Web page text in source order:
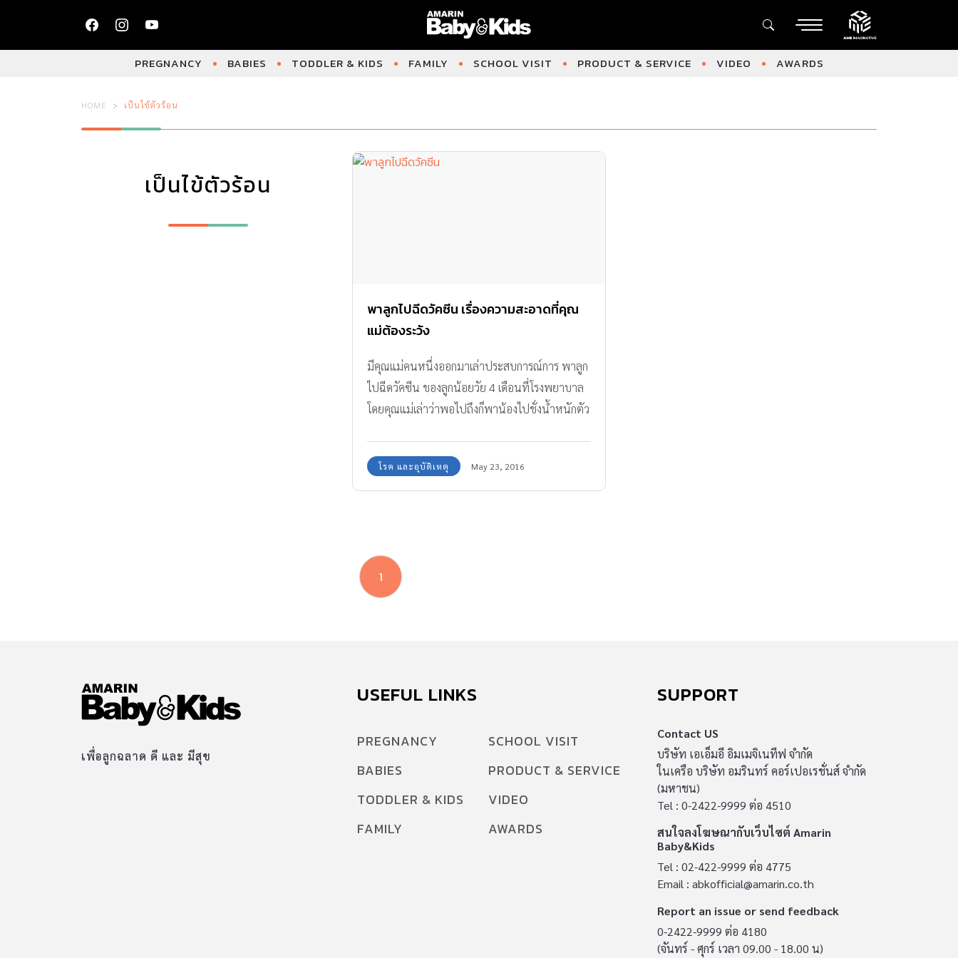
PREGNANCY BABIES TODDLER & KIDS FAMILY SCHOOL VISIT PRODUCT & SERVICE VIDEO AWARDS
HOME เป็นไข้ตัวร้อน
เป็นไข้ตัวร้อน
พาลูกไปฉีดวัคซีน เรื่องความสะอาดที่คุณ
แม่ต้องระวัง
มีคุณแม่คนหนึ่งออกมาเล่าประสบการณ์การ พาลูก
ไปฉีดวัคซีน ของลูกน้อยวัย 4 เดือนที่โรงพยาบาล
โดยคุณแม่เล่าว่าพอไปถึงก็พาน้องไปชั่งน้ำหนักตัว
จากตรงนี้
โรค และอุบัติเหตุ May 23, 2016
1
เพื่อลูกฉลาด ดี และ มีสุข
USEFUL LINKS
PREGNANCY
BABIES
TODDLER & KIDS
FAMILY
SCHOOL VISIT
PRODUCT & SERVICE
VIDEO
AWARDS
SUPPORT
Contact US
บริษัท เอเอ็มอี อิมเมจิเนทีฟ จำกัด
ในเครือ บริษัท อมรินทร์ คอร์เปอเรชั่นส์ จำกัด
(มหาชน)
Tel : 0-2422-9999 ต่อ 4510
สนใจลงโฆษณากับเว็บไซต์ Amarin
Baby&Kids
Tel : 02-422-9999 ต่อ 4775
Email : abkofficial@amarin.co.th
Report an issue or send feedback
0-2422-9999 ต่อ 4180
(จันทร์ - ศุกร์ เวลา 09.00 - 18.00 น)